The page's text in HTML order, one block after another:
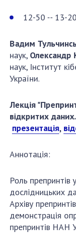
12-50 -- 13-
Вадим
наук, Олександр
наук, Інститут
України.
Лекція
відкритих
презентація,
Аннотація:
Роль препринтів
дослідницьких
Архіву
демонстрація
препринтів НАН